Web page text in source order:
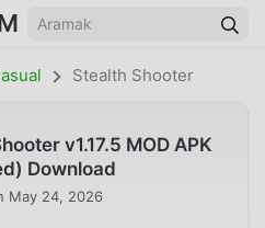
Stealth Shooter
v1.17.5 MOD APK
Download
May 24, 2026